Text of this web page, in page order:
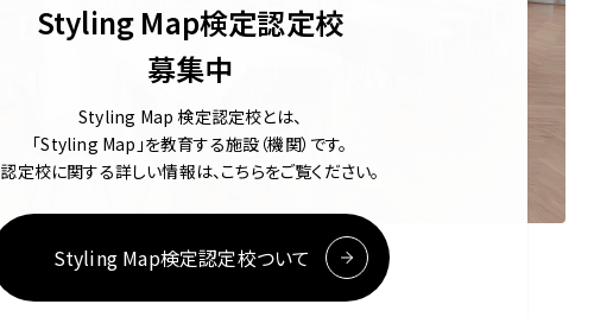
Styling Map検定認定校
募集中
Styling Map 検定認定校とは、
「Styling Map」を教育する施設（機関）です。
認定校に関する詳しい情報は、こちらをご覧ください。
Styling Map検定認定校ついて